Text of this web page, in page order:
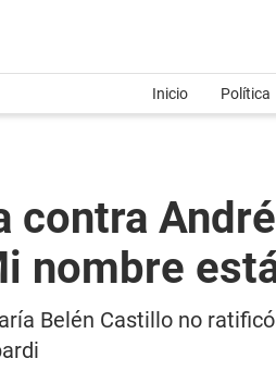
Inicio Política
contra
nombre
Belén Castillo no